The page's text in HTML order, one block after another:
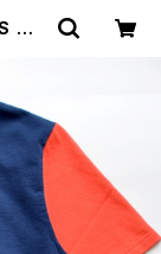
TE